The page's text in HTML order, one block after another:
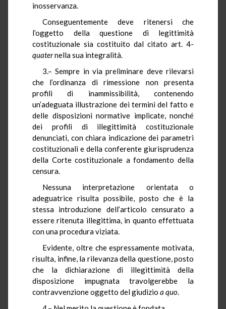
inosservanza.
Conseguentemente deve ritenersi che
l’oggetto della questione di legittimità
costituzionale sia costituito dal citato art. 4-
quaternella sua integralità.
3.– Sempre in via preliminare deve rilevarsi
che l’ordinanza di rimessione non presenta
profili di inammissibilità, contenendo
un’adeguata illustrazione dei termini del fatto e
delle disposizioni normative implicate, nonché
dei profili di illegittimità costituzionale
denunciati, con chiara indicazione dei parametri
costituzionali e della conferente giurisprudenza
della Corte costituzionale a fondamento della
censura.
Nessuna interpretazione orientata o
adeguatrice risulta possibile, posto che è la
stessa introduzione dell’articolo censurato a
essere ritenuta illegittima, in quanto effettuata
con una procedura viziata.
Evidente, oltre che espressamente motivata,
risulta, infine, la rilevanza della questione, posto
che la dichiarazione di illegittimità della
disposizione impugnata travolgerebbe la
contravvenzione oggetto del giudizio a quo.